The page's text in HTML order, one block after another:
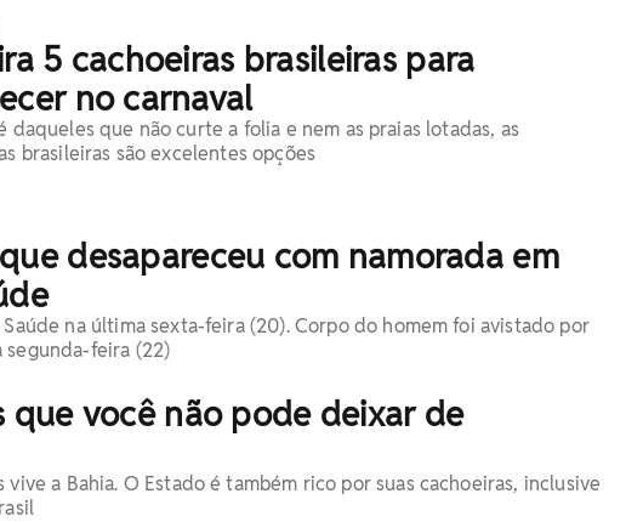
5 cachoeiras brasileiras para
no carnaval
daqueles que não curte a folia e nem as praias lotadas, as
brasileiras são excelentes opções
desapareceu com namorada em
na última sexta-feira (20). Corpo do homem foi avistado por
segunda-feira (22)
que você não pode deixar de
a Bahia. O Estado é também rico por suas cachoeiras, inclusive